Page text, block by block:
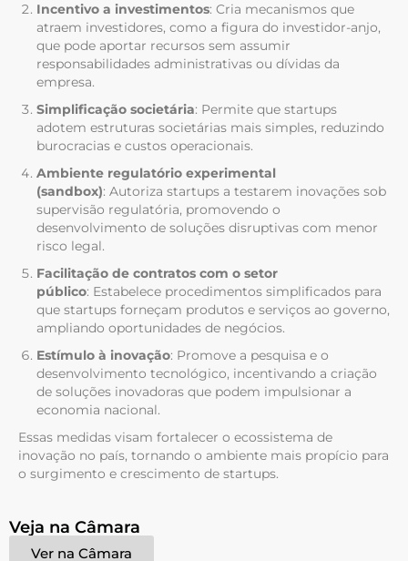
Incentivo a investimentos: Cria mecanismos que
atraem investidores, como a figura do investidor-anjo,
que pode aportar recursos sem assumir
responsabilidades administrativas ou dívidas da
empresa.
Simplificação societária: Permite que startups
adotem estruturas societárias mais simples, reduzindo
burocracias e custos operacionais.
Ambiente regulatório experimental
(sandbox): Autoriza startups a testarem inovações sob
supervisão regulatória, promovendo o
desenvolvimento de soluções disruptivas com menor
risco legal.
Facilitação de contratos com o setor
público: Estabelece procedimentos simplificados para
que startups forneçam produtos e serviços ao governo,
ampliando oportunidades de negócios.
Estímulo à inovação: Promove a pesquisa e o
desenvolvimento tecnológico, incentivando a criação
de soluções inovadoras que podem impulsionar a
economia nacional.
Essas medidas visam fortalecer o ecossistema de
inovação no país, tornando o ambiente mais propício para
o surgimento e crescimento de startups.
Veja na Câmara
Ver na Câmara